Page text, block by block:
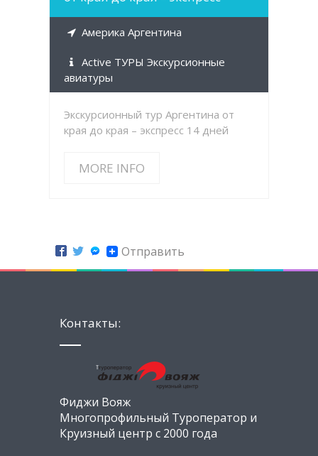
Америка Аргентина
Active ТУРЫ Экскурсионные
авиатуры
Экскурсионный тур Аргентина от
края до края – экспресс 14 дней
MORE INFO
Отправить
Контакты:
Фиджи Вояж
Многопрофильный Туроператор и
Круизный центр с 2000 года